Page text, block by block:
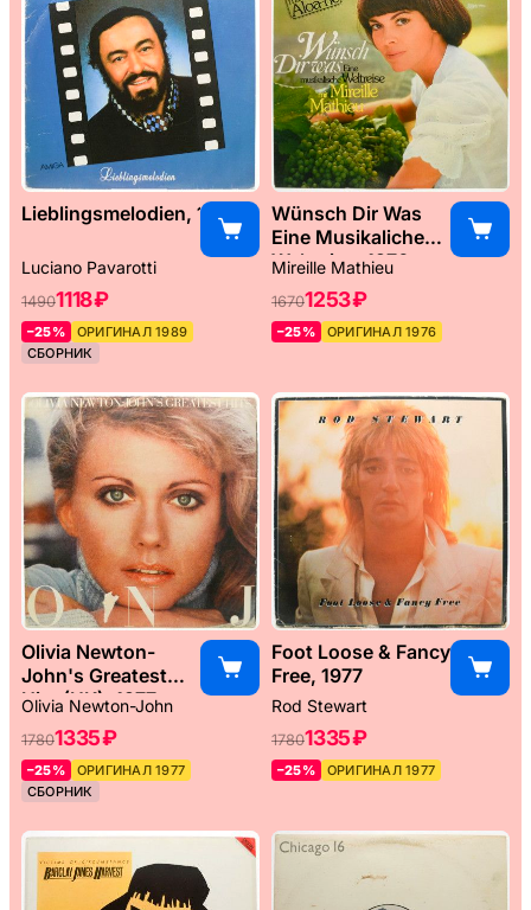
Lieblingsmelodien, 1989
Luciano Pavarotti
14901118 ₽
–25%
ОРИГИНАЛ 1989
СБОРНИК
Wünsch Dir Was
Eine Musikaliche
Weltreise, 1976
Mireille Mathieu
16701253 ₽
–25% ОРИГИНАЛ 1976
Olivia Newton-
John's Greatest
Hits (UK), 1977
Olivia Newton-John
17801335 ₽
–25%
ОРИГИНАЛ 1977
СБОРНИК
Foot Loose & Fancy
Free, 1977
Rod Stewart
17801335 ₽
–25% ОРИГИНАЛ 1977